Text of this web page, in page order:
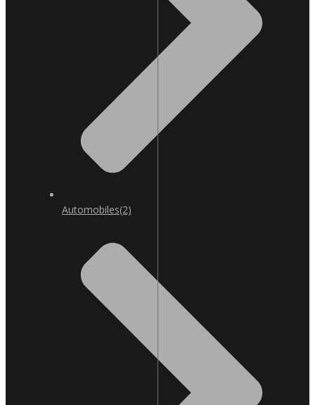
Automobiles(2)